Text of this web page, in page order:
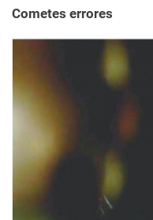
Cometes errores